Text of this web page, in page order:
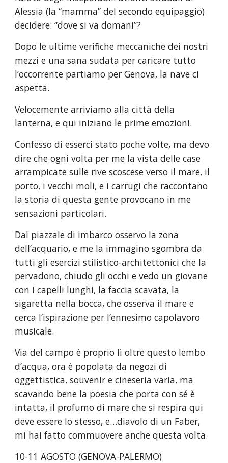
Alessia (la “mamma” del secondo equipaggio)
decidere: “dove si va domani”?
Dopo le ultime verifiche meccaniche dei nostri
mezzi e una sana sudata per caricare tutto
l’occorrente partiamo per Genova, la nave ci
aspetta.
Velocemente arriviamo alla città della
lanterna, e qui iniziano le prime emozioni.
Confesso di esserci stato poche volte, ma devo
dire che ogni volta per me la vista delle case
arrampicate sulle rive scoscese verso il mare, il
porto, i vecchi moli, e i carrugi che raccontano
la storia di questa gente provocano in me
sensazioni particolari.
Dal piazzale di imbarco osservo la zona
dell’acquario, e me la immagino sgombra da
tutti gli esercizi stilistico-architettonici che la
pervadono, chiudo gli occhi e vedo un giovane
con i capelli lunghi, la faccia scavata, la
sigaretta nella bocca, che osserva il mare e
cerca l’ispirazione per l’ennesimo capolavoro
musicale.
Via del campo è proprio lì oltre questo lembo
d’acqua, ora è popolata da negozi di
oggettistica, souvenir e cineseria varia, ma
scavando bene la poesia che porta con sé è
intatta, il profumo di mare che si respira qui
deve essere lo stesso, e…diavolo di un Faber,
mi hai fatto commuovere anche questa volta.
10-11 AGOSTO (GENOVA-PALERMO)